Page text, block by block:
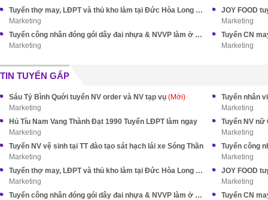
Tuyển thợ may, LĐPT và thủ kho làm tại Đức Hòa Long An (cũ)
Marketing
JOY FOOD
Marketing
Tuyển công nhân đóng gói dây đai nhựa & NVVP làm ở Nhà Bè
Marketing
Marketing
TIN TUYỂN GẤP
Sáu Tỷ Bình Quới tuyển NV order và NV tạp vụ (Mới)
Marketing
Tuyển nhân
Marketing
Hủ Tíu Nam Vang Thành Đạt 1990 Tuyển LĐPT làm ngay
Marketing
Tuyển NV nữ
Marketing
Tuyển NV vệ sinh tại TT đào tạo sát hạch lái xe Sóng Thần
Marketing
Tuyển công
Marketing
Tuyển thợ may, LĐPT và thủ kho làm tại Đức Hòa Long An (cũ)
Marketing
JOY FOOD
Marketing
Tuyển công nhân đóng gói dây đai nhựa & NVVP làm ở Nhà Bè